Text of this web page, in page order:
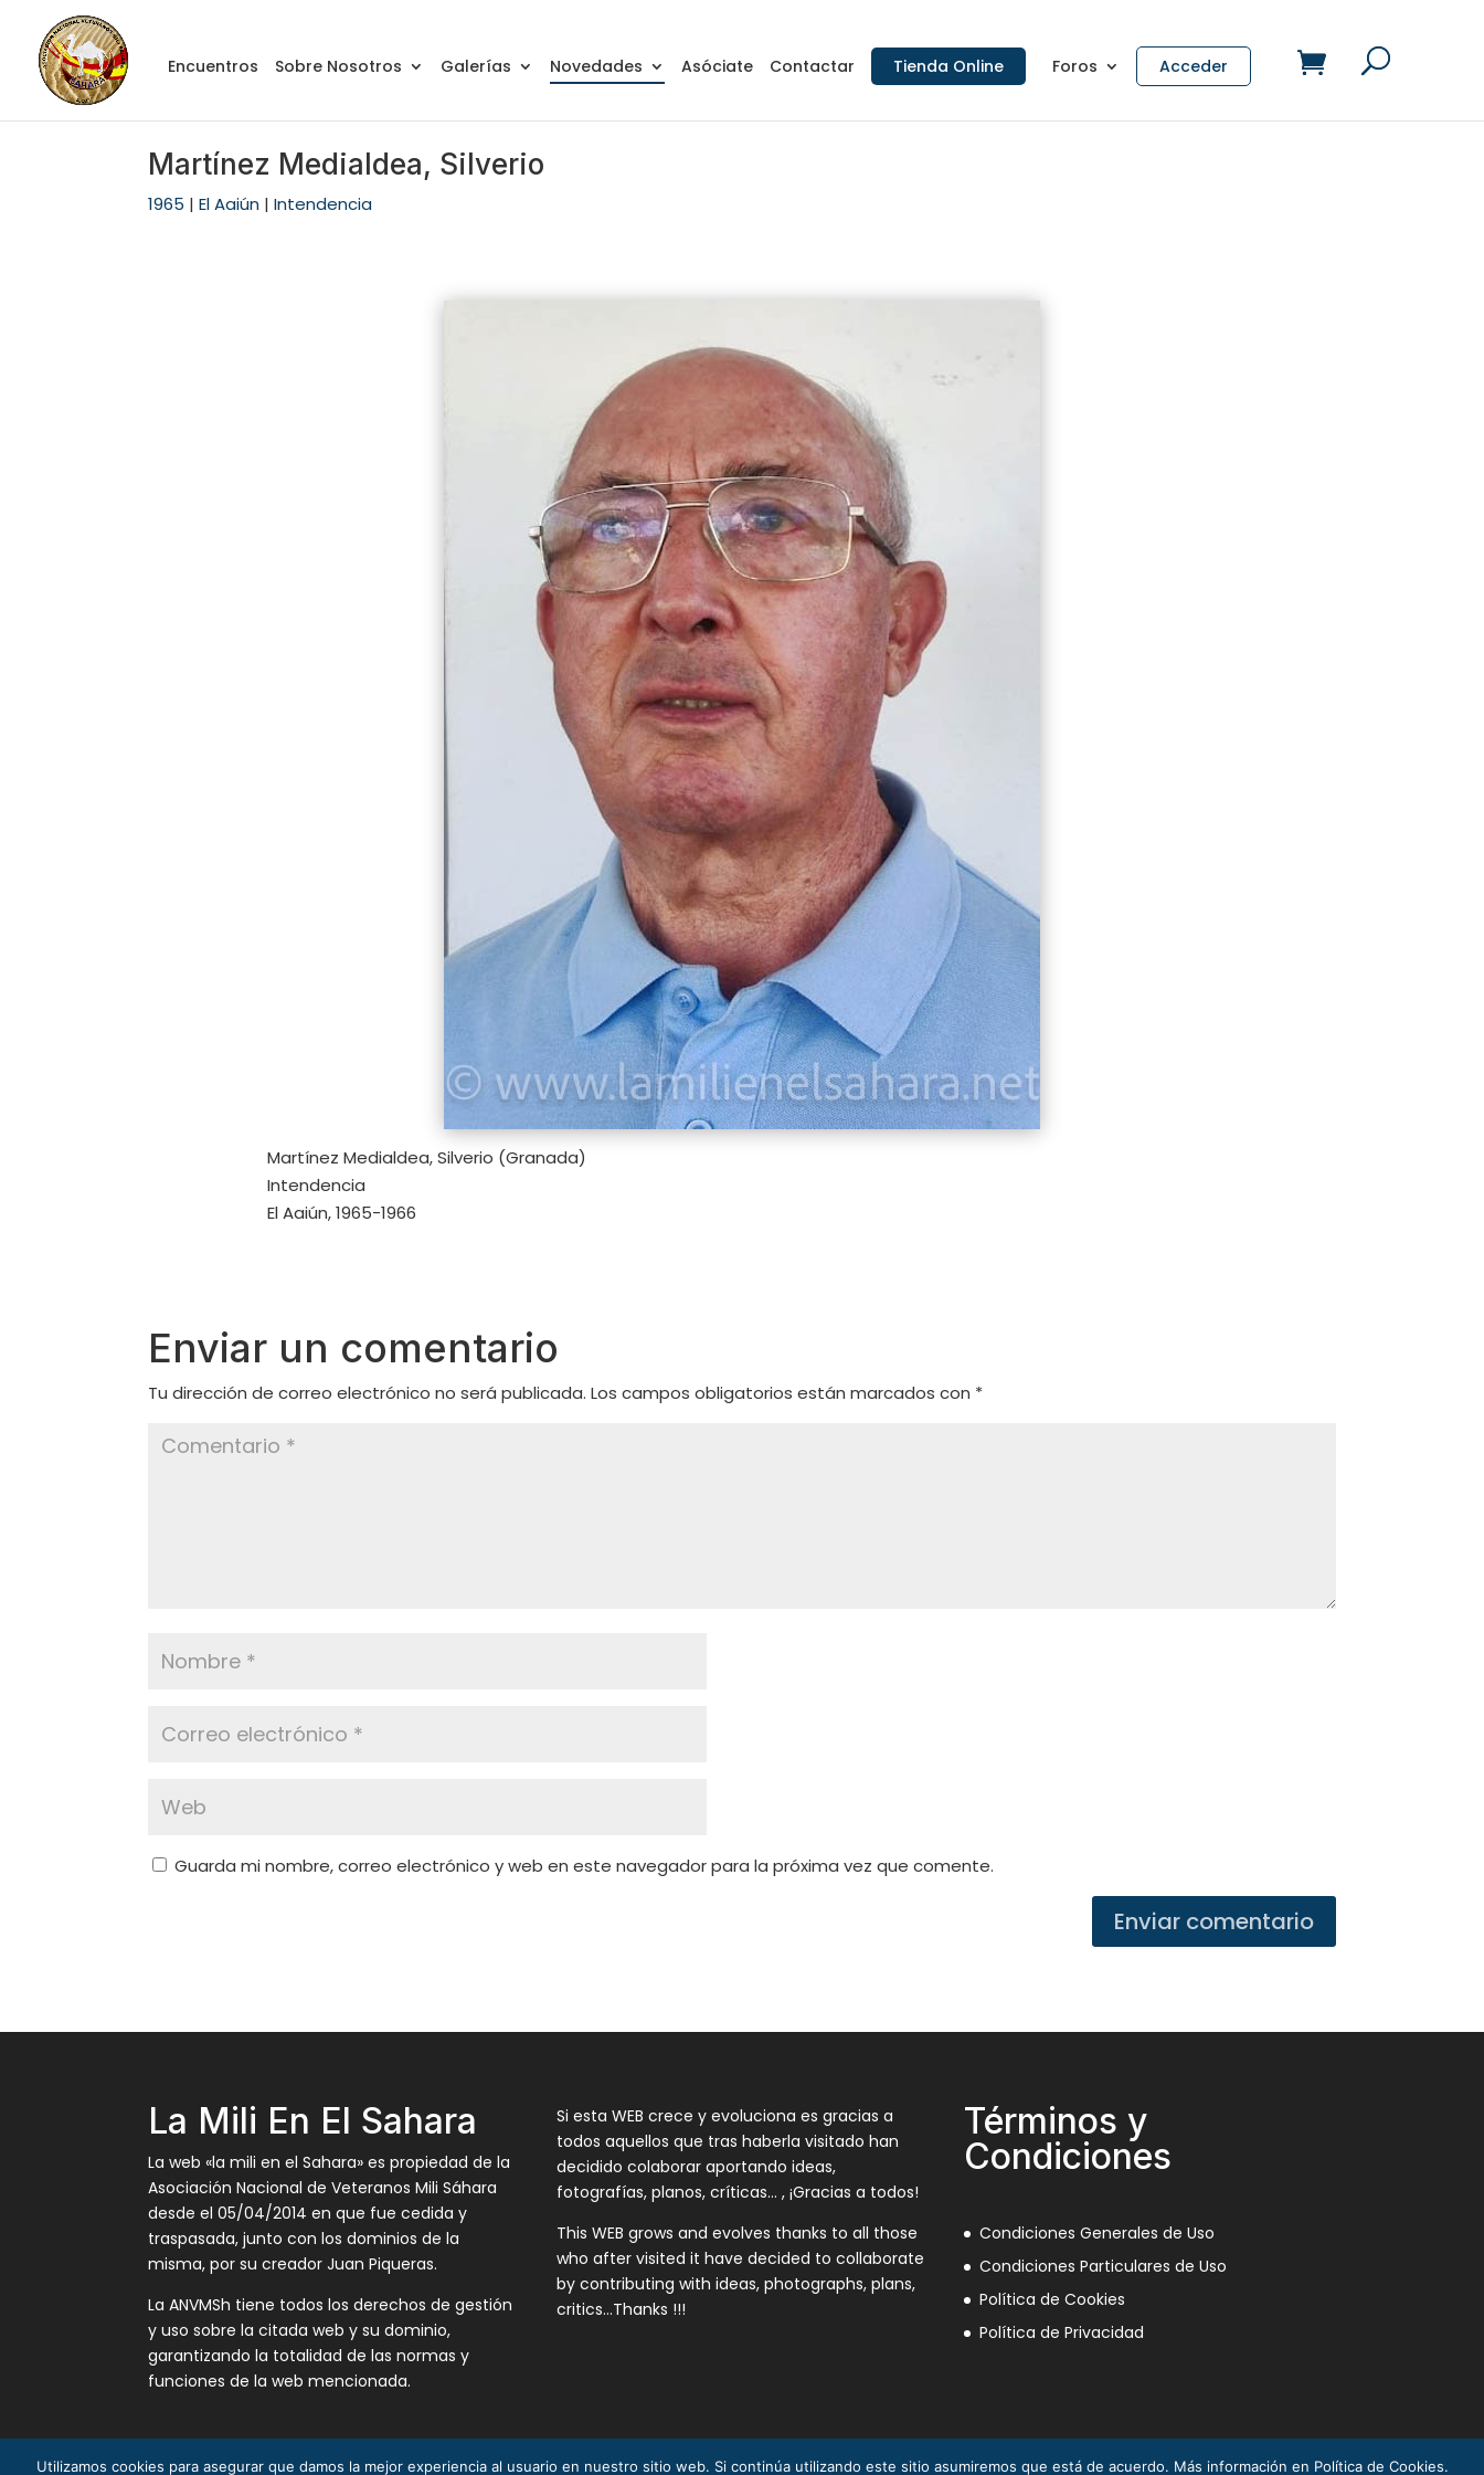
Encuentros Sobre Nosotros Galerías Novedades Asóciate Contactar Tienda Online Foros Acceder
Martínez Medialdea, Silverio
1965 |El Aaiún |Intendencia
Martínez Medialdea, Silverio (Granada)
Intendencia
El Aaiún, 1965-1966
Enviar un comentario
Tu dirección de correo electrónico no será publicada. Los campos obligatorios están marcados con *
Guarda mi nombre, correo electrónico y web en este navegador para la próxima vez que comente.
Enviar comentario
La Mili En El Sahara
La web «la mili en el Sahara» es propiedad de la
Asociación Nacional de Veteranos Mili Sáhara
desde el 05/04/2014 en que fue cedida y
traspasada, junto con los dominios de la
misma, por su creador Juan Piqueras.
La ANVMSh tiene todos los derechos de gestión
y uso sobre la citada web y su dominio,
garantizando la totalidad de las normas y
funciones de la web mencionada.
Si esta WEB crece y evoluciona es gracias a
todos aquellos que tras haberla visitado han
decidido colaborar aportando ideas,
fotografías, planos, críticas… , ¡Gracias a todos!
This WEB grows and evolves thanks to all those
who after visited it have decided to collaborate
by contributing with ideas, photographs, plans,
critics…Thanks !!!
Términos y
Condiciones
Condiciones Generales de Uso
Condiciones Particulares de Uso
Política de Cookies
Política de Privacidad
Utilizamos cookies para asegurar que damos la mejor experiencia al usuario en nuestro sitio web. Si continúa utilizando este sitio asumiremos que está de acuerdo. Más información en Política de Cookies.